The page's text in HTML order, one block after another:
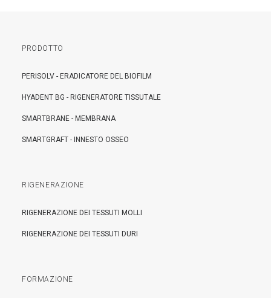
PRODOTTO
PERISOLV - ERADICATORE DEL BIOFILM
HYADENT BG - RIGENERATORE TISSUTALE
SMARTBRANE - MEMBRANA
SMARTGRAFT - INNESTO OSSEO
RIGENERAZIONE
RIGENERAZIONE DEI TESSUTI MOLLI
RIGENERAZIONE DEI TESSUTI DURI
FORMAZIONE